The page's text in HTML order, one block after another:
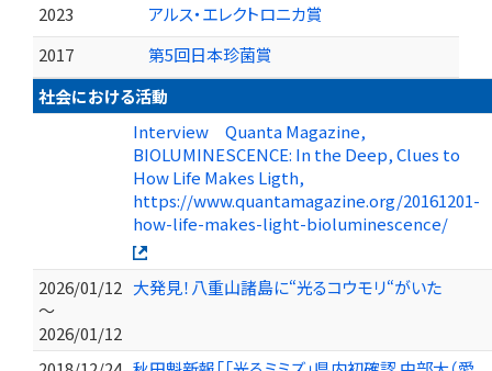
2023
アルス・エレクトロニカ賞
2017
第5回日本珍菌賞
社会における活動
Interview Quanta Magazine,
BIOLUMINESCENCE: In the Deep, Clues to
How Life Makes Ligth,
https://www.quantamagazine.org/20161201-
how-life-makes-light-bioluminescence/
2026/01/12
～
2026/01/12
大発見！八重山諸島に“光るコウモリ“がいた